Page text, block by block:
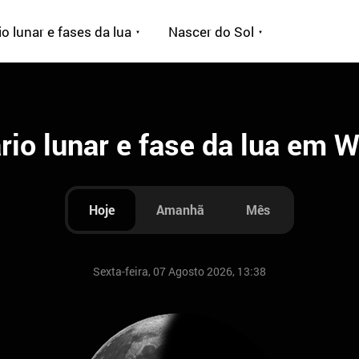
lunar e fases da lua Nascer do Sol
lunar e fase da lua em
Hoje Amanhã Mês
Sexta-feira, 07 Agosto 2026, 13:38